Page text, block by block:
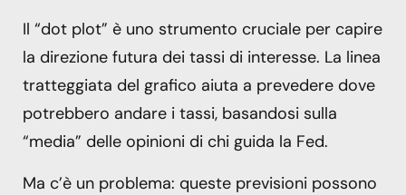
Il “dot plot” è uno strumento cruciale per capire
la direzione futura dei tassi di interesse. La linea
tratteggiata del grafico aiuta a prevedere dove
potrebbero andare i tassi, basandosi sulla
“media” delle opinioni di chi guida la Fed.
Ma c’è un problema: queste previsioni possono